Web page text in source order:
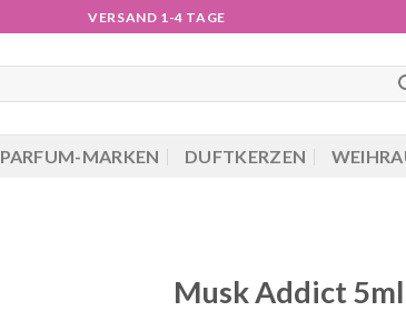
VERSAND 1-4 TAGE
PARFUM-MARKEN DUFTKERZEN
Musk Addict